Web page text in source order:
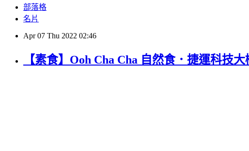
部落格
名片
Apr 07 Thu 2022 02:46
【素食】Ooh Cha Cha 自然食．捷運科技